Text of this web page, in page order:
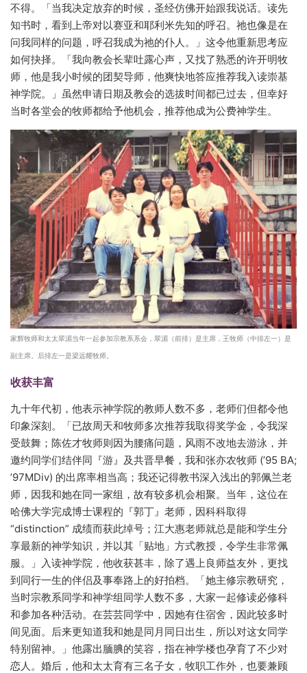
不得。「当我决定放弃的时候，圣经仿佛开始跟我说话。读先
知书时，看到上帝对以赛亚和耶利米先知的呼召。祂也像是在
问我同样的问题，呼召我成为祂的仆人。」这令他重新思考应
如何抉择。「我向教会长辈吐露心声，又找了熟悉的许开明牧
师，他是我小时候的团契导师，他爽快地答应推荐我入读崇基
神学院。」虽然申请日期及教会的选拔时间都已过去，但幸好
当时各堂会的牧师都给予他机会，推荐他成为公费神学生。
家辉牧师和太太翠湄当年一起参加宗教系系会，翠湄（前排）是主席，王牧师（中排左一）是
副主席。后排左一是梁远耀牧师。
收获丰富
九十年代初，他表示神学院的教师人数不多，老师们但都令他
印象深刻。「已故周天和牧师多次推荐我取得奖学金，令我深
受鼓舞；陈佐才牧师则因为腰痛问题，风雨不改地去游泳，并
邀约同学们结伴同『游』及共晋早餐，我和张亦农牧师 (’95 BA;
’97MDiv) 的出席率相当高；我还记得教书深入浅出的郭佩兰老
师，因我和她在同一家组，故有较多机会相聚。当年，这位在
哈佛大学完成博士课程的『郭丁』老师，因科科取得
“distinction” 成绩而获此绰号；江大惠老师就总是能和学生分
享最新的神学知识，并以其「贴地」方式教授，令学生非常佩
服。」入读神学院，他收获甚丰，除了遇上良师益友外，更找
到同行一生的伴侣及事奉路上的好拍档。「她主修宗教研究，
当时宗教系同学和神学组同学人数不多，大家一起修读必修科
和参加各种活动。在芸芸同学中，因她有住宿舍，因此较多时
间见面。后来更知道我和她是同月同日出生，所以对这女同学
特别留神。」他露出腼腆的笑容，指在神学楼也孕育了不少对
恋人。婚后，他和太太育有三名子女，牧职工作外，也要兼顾